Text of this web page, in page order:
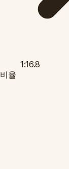
1:16.8
비율